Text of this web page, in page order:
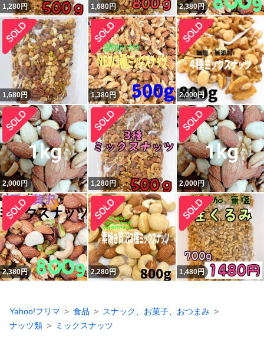
1,280円 1,680円 2,380円
1,680円 1,380円 2,000円
2,000円 1,280円 2,000円
2,380円 2,280円 1,480円
Yahoo!フリマ 食品
スナック、お菓子、おつまみ
ナッツ類
ミックスナッツ